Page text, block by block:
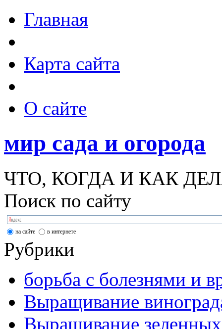
Главная
Карта сайта
О сайте
мир сада и огорода
ЧТО, КОГДА И КАК
Поиск по сайту
на сайте в интернете
Рубрики
борьба с болезнями и
Выращивание
Выращивание